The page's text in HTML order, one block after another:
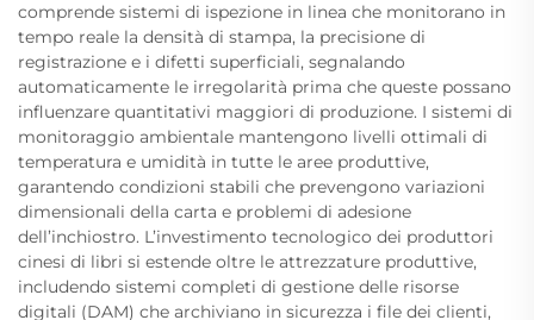
comprende sistemi di ispezione in linea che monitorano in
tempo reale la densità di stampa, la precisione di
registrazione e i difetti superficiali, segnalando
automaticamente le irregolarità prima che queste possano
influenzare quantitativi maggiori di produzione. I sistemi di
monitoraggio ambientale mantengono livelli ottimali di
temperatura e umidità in tutte le aree produttive,
garantendo condizioni stabili che prevengono variazioni
dimensionali della carta e problemi di adesione
dell’inchiostro. L’investimento tecnologico dei produttori
cinesi di libri si estende oltre le attrezzature produttive,
includendo sistemi completi di gestione delle risorse
digitali (DAM) che archiviano in sicurezza i file dei clienti,